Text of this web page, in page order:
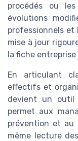
procédés ou
évolutions
professionnels et
mise à jour
la fiche entreprise
En articulant
effectifs et
devient un outil
permet aux
prévention et au
même lecture